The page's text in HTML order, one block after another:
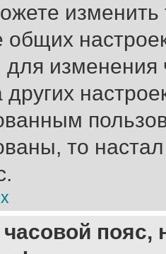
изменить
общих
изменения
то
пояс,